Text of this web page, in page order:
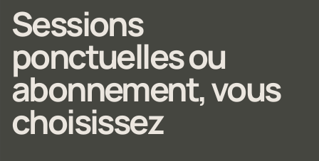
Sessions
ponctuelles ou
abonnement, vous
choisissez